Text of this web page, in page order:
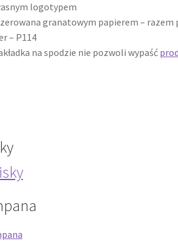
logotypem
granatowym papierem – razem
– P114
na spodzie nie pozwoli wypaść